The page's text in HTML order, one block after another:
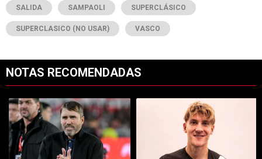
SALIDA SAMPAOLI SUPERCLÁSICO
SUPERCLASICO (NO USAR) VASCO
NOTAS RECOMENDADAS
Un artículo de tendencia con el título "Dos debuts y un regreso
Un artículo de tendencia con el